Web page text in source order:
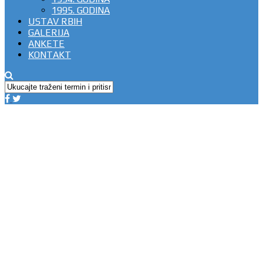
1995. GODINA
USTAV RBIH
GALERIJA
ANKETE
KONTAKT